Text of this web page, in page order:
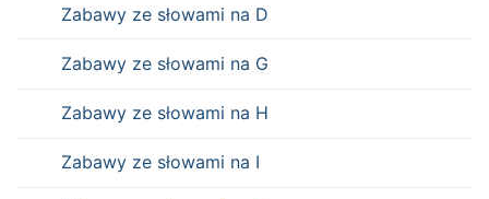
Zabawy ze słowami na D
Zabawy ze słowami na G
Zabawy ze słowami na H
Zabawy ze słowami na I